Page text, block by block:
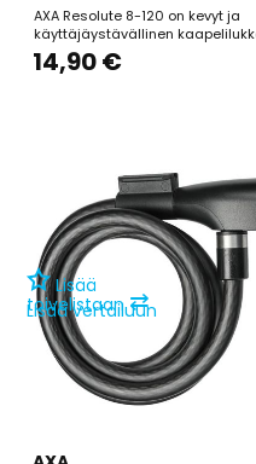
AXA Resolute 8-120 on kevyt ja
käyttäjäystävällinen
soveltuu erityisesti lastenpyörien
lyhytaikaiseen lukitsemiseen
14,90 €
Lisää
toivelistaan ⇄
Lisää vertailuun